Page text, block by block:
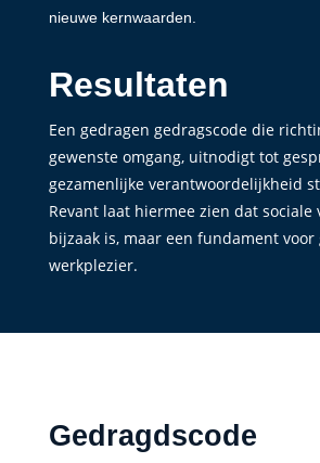
nieuwe kernwaarden.
Resultaten
Een gedragen gedragscode die
gewenste omgang, uitnodigt tot
gezamenlijke verantwoordelijkheid
Revant laat hiermee zien dat sociale
bijzaak is, maar een fundament voor
werkplezier.
Gedragdscode